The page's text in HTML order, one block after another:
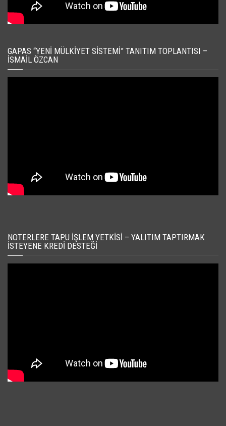
GAPAS “YENI MÜLKIYET SISTEMI” TANITIM TOPLANTISI –
İSMAIL ÖZCAN
NOTERLERE TAPU İŞLEM YETKISI – YALITIM TAPTIRMAK
İSTEYENE KREDI DESTEĞI